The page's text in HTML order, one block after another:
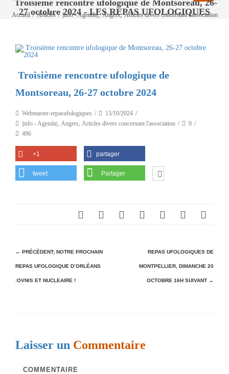
Troisième rencontre ufologique de Montsoreau, 26-
27 octobre 2024 - LES REPAS UFOLOGIQUES
Accueil / Articles / |info - Agenda|,Angers,Articles divers concernant l'association
Troisième rencontre ufologique de
Montsoreau, 26-27 octobre 2024
Webmaster-repasufologiques
13/10/2024
|info - Agenda| , Angers, Articles divers concernant l'association
0
496
+1 partager
tweet Partager
N
a
v
t
← PRÉCÉDENT; NOTRE PROCHAIN
REPAS UFOLOGIQUE D’ORLÉANS
:OVNIS ET NUCLEAIRE !
REPAS UFOLOGIQUES DE
MONTPELLIER, DIMANCHE 20
OCTOBRE 16H SUIVANT →
Laisser un Commentaire
COMMENTAIRE